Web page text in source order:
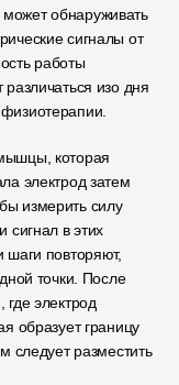
обнаруживать
сигналы от
работы
изо дня
которая
электрод затем
измерить силу
сигнал в этих
повторяют,
точки. После
электрод
образует границу
следует разместить